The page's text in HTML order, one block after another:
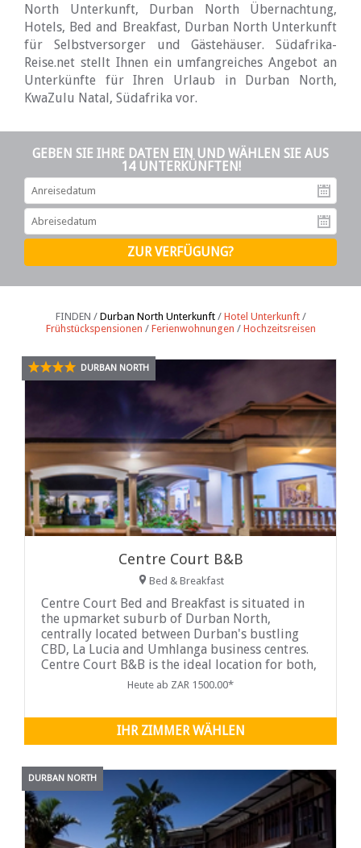
North Unterkunft, Durban North Übernachtung,
Hotels, Bed and Breakfast, Durban North Unterkunft
für Selbstversorger und Gästehäuser. Südafrika-
Reise.net stellt Ihnen ein umfangreiches Angebot an
Unterkünfte für Ihren Urlaub in Durban North,
KwaZulu Natal, Südafrika vor.
GEBEN SIE IHRE DATEN EIN UND WÄHLEN SIE AUS
14 UNTERKÜNFTEN!
FINDEN / Durban North Unterkunft/ Hotel Unterkunft/
Frühstückspensionen / Ferienwohnungen / Hochzeitsreisen
DURBAN NORTH
Centre Court B&B
Bed & Breakfast
Centre Court Bed and Breakfast is situated in
the upmarket suburb of Durban North,
centrally located between Durban's bustling
CBD, La Lucia and Umhlanga business centres.
Centre Court B&B is the ideal location for both,
the business and holiday visitor ...
Heute ab ZAR 1500.00*
IHR ZIMMER WÄHLEN
DURBAN NORTH